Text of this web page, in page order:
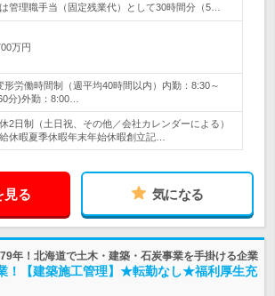
は管理職手当（固定残業代）として30時間分（5…
万円
形労働時間制（週平均40時間以内）内勤：8:30～
分)外勤：8:00…
休2日制（土日祝、その他／会社カレンダーによる）
給休暇夏季休暇年末年始休暇創立記…
見る 気になる
年！北海道で土木・建築・石炭事業を手掛ける企業
！【建築施工管理】★転勤なし★福利厚生充